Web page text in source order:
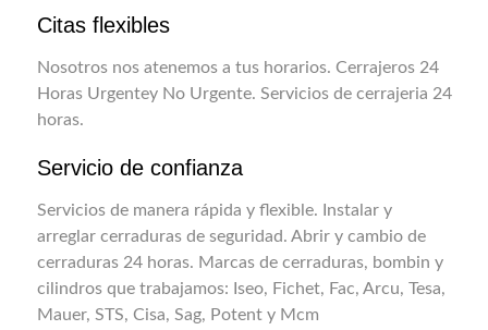
Citas flexibles
Nosotros nos atenemos a tus horarios. Cerrajeros 24
Horas Urgentey No Urgente. Servicios de cerrajeria 24
horas.
Servicio de confianza
Servicios de manera rápida y flexible. Instalar y
arreglar cerraduras de seguridad. Abrir y cambio de
cerraduras 24 horas. Marcas de cerraduras, bombin y
cilindros que trabajamos: Iseo, Fichet, Fac, Arcu, Tesa,
Mauer, STS, Cisa, Sag, Potent y Mcm